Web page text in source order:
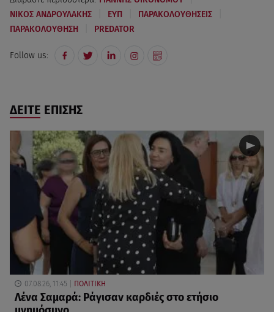
ΝΙΚΟΣ ΑΝΔΡΟΥΛΑΚΗΣ ΕΥΠ ΠΑΡΑΚΟΛΟΥΘΗΣΕΙΣ
ΠΑΡΑΚΟΛΟΥΘΗΣΗ PREDATOR
Follow us:
ΔΕΙΤΕ ΕΠΙΣΗΣ
07.08.26, 11:45 ΠΟΛΙΤΙΚΗ
Λένα Σαμαρά: Ράγισαν καρδιές στο ετήσιο